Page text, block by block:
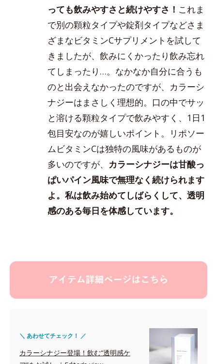
っても飲みやすさと続けやすさ！ これま
で別の顆粒タイプや錠剤タイプなどさま
ざまなビタミンCサプリメントを試して
きましたが、飲みにくかったり飲み忘れ
てしまったり…。なかなか自分に合うも
のと出会えなかったのですが、カラーシ
ナジーはまさしく理想的。口の中でサッ
と溶ける顆粒タイプで飲みやすく、1日1
包目安なのが嬉しいポイント。リポソー
ムビタミンCは独特の風味があるものが
多いのですが、 カラーシナジーは甘酸っ
ぱいパイン風味で無理なく続けられます
よ。私は飲み始めてしばらくして、透明
感のある毎日を体感しています。
＼ あわせてチェック！ ／
カラーシナジー登場！飲む“透明感ケ